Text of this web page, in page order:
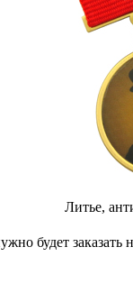
Литье,
будет